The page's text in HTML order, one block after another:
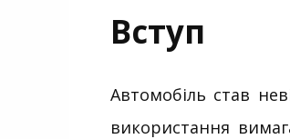
Вступ
Автомобіль став
використання